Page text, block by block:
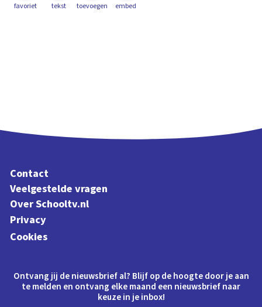
favoriet tekst toevoegen embed
Contact
Veelgestelde vragen
Over Schooltv.nl
Privacy
Cookies
Ontvang jij de nieuwsbrief al? Blijf op de hoogte door je aan
te melden en ontvang elke maand een nieuwsbrief naar
keuze in je inbox!